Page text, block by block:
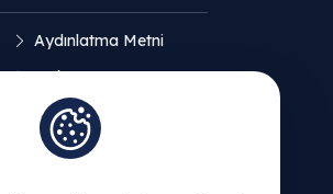
Aydınlatma Metni
Açık Rıza Beyanı
Çerez Politikası